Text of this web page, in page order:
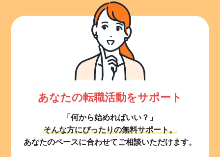
あなたの転職活動をサポート
「何から始めればいい？」
そんな方にぴったりの無料サポート。
あなたのペースに合わせてご相談いただけます。